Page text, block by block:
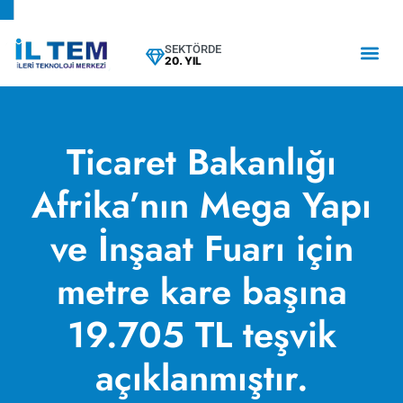
SEKTÖRDE
20. YIL
Ticaret Bakanlığı
Afrika’nın Mega Yapı
ve İnşaat Fuarı için
metre kare başına
19.705 TL teşvik
açıklanmıştır.